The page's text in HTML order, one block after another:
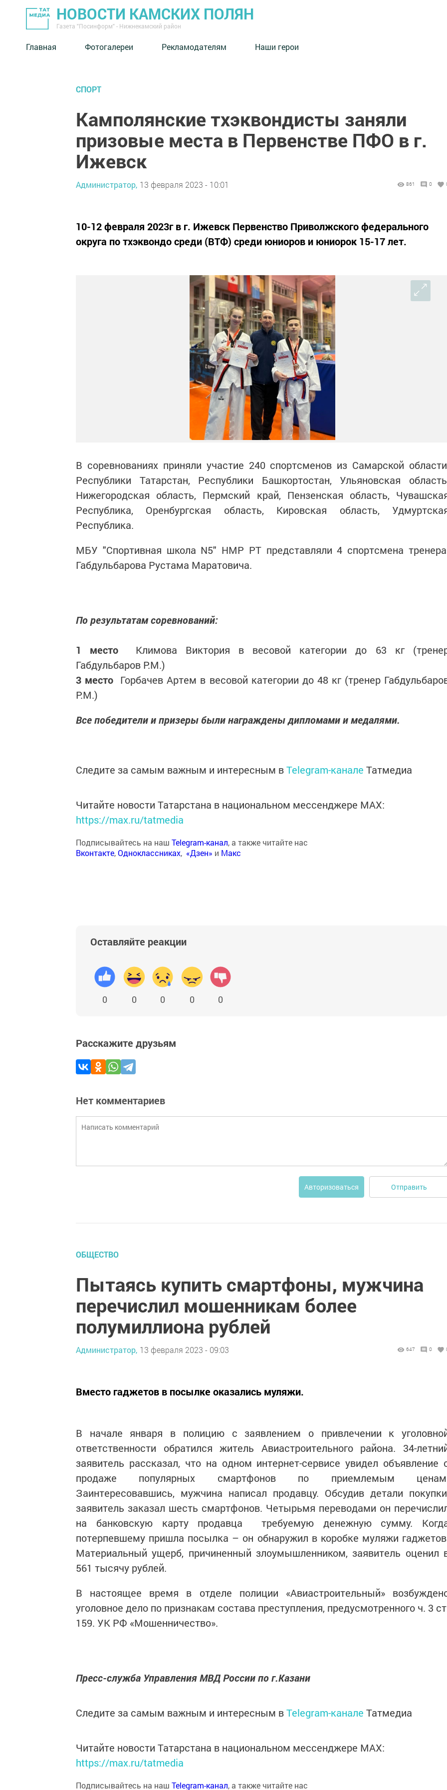
НОВОСТИ КАМСКИХ ПОЛЯН
Газета "Посинформ" - Нижнекамский район
Главная Фотогалереи Рекламодателям Наши герои
СПОРТ
Камполянские тхэквондисты заняли
призовые места в Первенстве ПФО в г.
Ижевск
Администратор, 13 февраля 2023 - 10:01 861 0
10-12 февраля 2023г в г. Ижевск Первенство Приволжского федерального
округа по тхэквондо среди (ВТФ) среди юниоров и юниорок 15-17 лет.
В соревнованиях приняли участие 240 спортсменов из Самарской
Республики Татарстан, Республики Башкортостан, Ульяновская
Нижегородская область, Пермский край, Пензенская область,
Республика, Оренбургская область, Кировская область,
Республика.
МБУ "Спортивная школа N5" НМР РТ представляли 4 спортсмена
Габдульбарова Рустама Маратовича.
По результатам соревнований:
1 место Климова Виктория в весовой категории до 63 кг
Габдульбаров Р.М.)
3 место Горбачев Артем в весовой категории до 48 кг (тренер
Р.М.)
Все победители и призеры были награждены дипломами и медалями.
Следите за самым важным и интересным вTelegram-канале Татмедиа
Читайте новости Татарстана в национальном мессенджере MАХ:
https://max.ru/tatmedia
Подписывайтесь на наш Telegram-канал, а также читайте нас
Вконтакте,Одноклассниках, «Дзен» и Макс
Оставляйте реакции
0 0 0 0 0
Расскажите друзьям
Нет комментариев
Авторизоваться Отправить
ОБЩЕСТВО
Пытаясь купить смартфоны, мужчина
перечислил мошенникам более
полумиллиона рублей
Администратор, 13 февраля 2023 - 09:03 647 0
Вместо гаджетов в посылке оказались муляжи.
В начале января в полицию с заявлением о привлечении к
ответственности обратился житель Авиастроительного района. 34-
заявитель рассказал, что на одном интернет-сервисе увидел объявление
продаже популярных смартфонов по приемлемым
Заинтересовавшись, мужчина написал продавцу. Обсудив детали
заявитель заказал шесть смартфонов. Четырьмя переводами он
на банковскую карту продавца требуемую денежную сумму.
потерпевшему пришла посылка – он обнаружил в коробке муляжи
Материальный ущерб, причиненный злоумышленником, заявитель оценил
561 тысячу рублей.
В настоящее время в отделе полиции «Авиастроительный»
уголовное дело по признакам состава преступления, предусмотренного ч. 3
159. УК РФ «Мошенничество».
Пресс-служба Управления МВД России по г.Казани
Следите за самым важным и интересным вTelegram-канале Татмедиа
Читайте новости Татарстана в национальном мессенджере MАХ:
https://max.ru/tatmedia
Подписывайтесь на наш Telegram-канал, а также читайте нас